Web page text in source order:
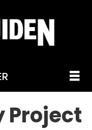
Project